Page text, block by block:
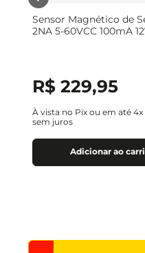
Sensor Magnético de
2NA 5-60VCC 100mA
R$ 229,95
À vista no Pix ou em até 4x
sem juros
Adicionar ao